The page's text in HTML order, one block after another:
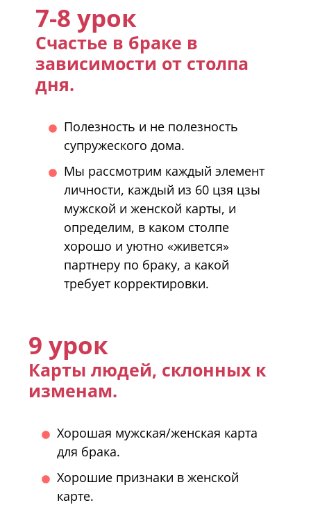
7-8 урок
Счастье в браке в
зависимости от столпа
дня.
Полезность и не полезность
супружеского дома.
Мы рассмотрим каждый элемент
личности, каждый из 60 цзя цзы
мужской и женской карты, и
определим, в каком столпе
хорошо и уютно «живется»
партнеру по браку, а какой
требует корректировки.
9 урок
Карты людей, склонных к
изменам.
Хорошая мужская/женская карта
для брака.
Хорошие признаки в женской
карте.